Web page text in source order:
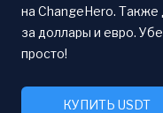
на ChangeHero.
за доллары и евро.
просто!
КУПИТЬ USDT